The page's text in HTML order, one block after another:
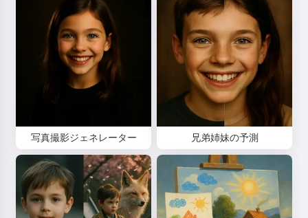
写真撮影ジェネレーター 兄弟姉妹の予測
お話を読む
サービスの利用を開始することにより、以下に同意したことに
プライバシーポリシー 返金ポリシー